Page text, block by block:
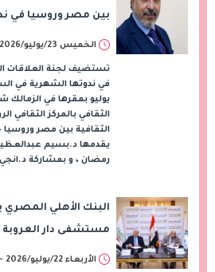
بين مصر وروسيا في
الإبداع والكلمة»
الخميس 23/يوليو/2026 - 02:51 م
تستضيف لجنة العلاقات
يوليو بمقرها في الزمالك
الثقافي بالمركز الثقافي
الثقافية بين مصر وروسيا
يقدمها د.بسيم
رمضان ، و بمشاركة
البنك الأهلي المصري
مستشفى دار العروبة
طبية بدار البنك
الأربعاء 22/يوليو/2026 - 10:37 ص